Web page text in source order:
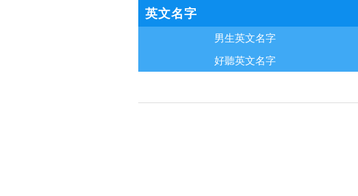
英文名字
男生英文名字
好聽英文名字